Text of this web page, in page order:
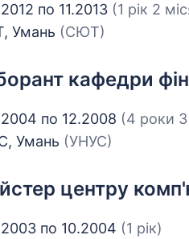
по 11.2013 (1 рік 2
Умань (СЮТ)
кафедри
по 12.2008 (4 роки 3
Умань (УНУС)
центру
по 10.2004 (1 рік)